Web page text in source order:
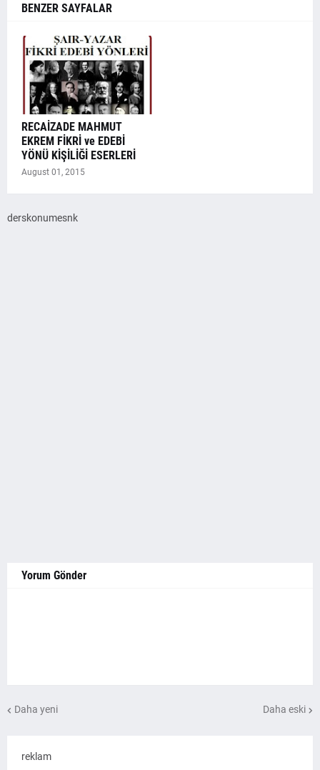
BENZER SAYFALAR
RECAİZADE MAHMUT
EKREM FİKRİ ve EDEBİ
YÖNÜ KİŞİLİĞİ ESERLERİ
August 01, 2015
derskonumesnk
Yorum Gönder
Daha yeni Daha eski
reklam